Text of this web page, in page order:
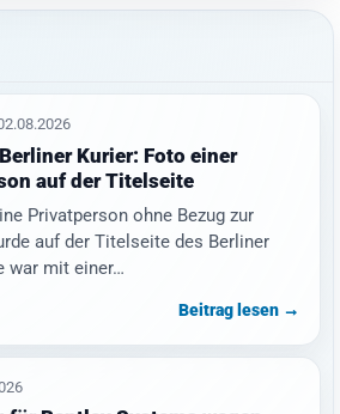
Kurier: Foto einer
auf der Titelseite
Privatperson ohne Bezug zur
auf der Titelseite des Berliner
war mit einer…
Beitrag lesen →